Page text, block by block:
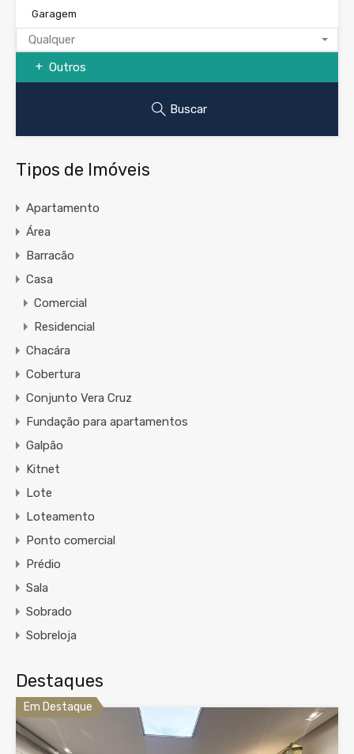
Garagem
Qualquer
Outros
Buscar
Tipos de Imóveis
Apartamento
Área
Barracão
Casa
Comercial
Residencial
Chacára
Cobertura
Conjunto Vera Cruz
Fundação para apartamentos
Galpão
Kitnet
Lote
Loteamento
Ponto comercial
Prédio
Sala
Sobrado
Sobreloja
Destaques
Em Destaque